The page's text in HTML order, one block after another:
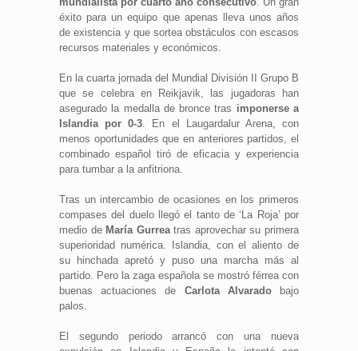
éxito para un equipo que apenas lleva unos años
de existencia y que sortea obstáculos con escasos
recursos materiales y económicos.
En la cuarta jornada del Mundial División II Grupo B
que se celebra en Reikjavik, las jugadoras han
asegurado la medalla de bronce tras imponerse a
Islandia por 0-3. En el Laugardalur Arena, con
menos oportunidades que en anteriores partidos, el
combinado español tiró de eficacia y experiencia
para tumbar a la anfitriona.
Tras un intercambio de ocasiones en los primeros
compases del duelo llegó el tanto de ‘La Roja’ por
medio de María Gurreatras aprovechar su primera
superioridad numérica. Islandia, con el aliento de
su hinchada apretó y puso una marcha más al
partido. Pero la zaga española se mostró férrea con
buenas actuaciones de Carlota Alvaradobajo
palos.
El segundo periodo arrancó con una nueva